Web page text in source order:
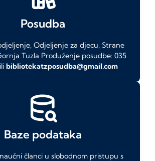
Posudba
Odjeljenje za djecu, Strane
Tuzla Produženje posudbe: 035
bibliotekatzposudba@gmail.com
Baze podataka
članci u slobodnom pristupu s